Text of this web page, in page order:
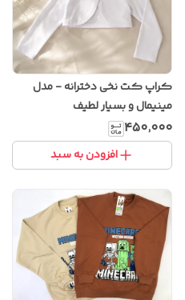
کراپ کت نخی دخترانه - مدل
مینیمال و بسیار لطیف
۴۵۰٬۰۰۰
افزودن به سبد